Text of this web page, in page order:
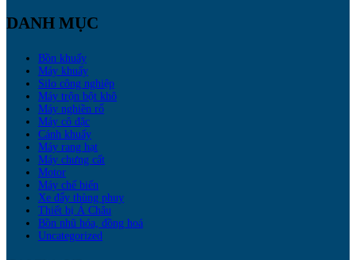
DANH MỤC
Bồn khuấy
Máy khuấy
Silo công nghiệp
Máy trộn bột khô
Máy nghiền rổ
Máy cô đặc
Cánh khuấy
Máy rang hạt
Máy chưng cất
Motor
Máy chế biến
Xe đẩy thùng phuy
Thiết bị Á Châu
Bồn nhũ hóa, đồng hoá
Uncategorized